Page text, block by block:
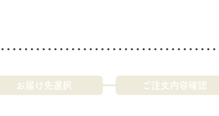
お届け先選択 ご注文内容確認